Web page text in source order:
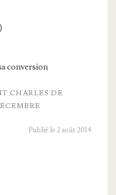
conversion
CHARLES DE
Publié le 2 août 2014